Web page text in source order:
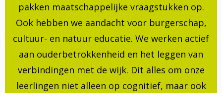
pakken maatschappelijke vraagstukken op.
Ook hebben we aandacht voor burgerschap,
cultuur- en natuur educatie. We werken actief
aan ouderbetrokkenheid en het leggen van
verbindingen met de wijk. Dit alles om onze
leerlingen niet alleen op cognitief, maar ook